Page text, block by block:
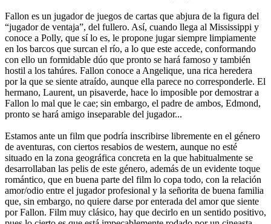
Fallon es un jugador de juegos de cartas que abjura de la figura del
“jugador de ventaja”, del fullero. Así, cuando llega al Mississippi y
conoce a Polly, que sí lo es, le propone jugar siempre limpiamente
en los barcos que surcan el río, a lo que este accede, conformando
con ello un formidable dúo que pronto se hará famoso y también
hostil a los tahúres. Fallon conoce a Angelique, una rica heredera
por la que se siente atraído, aunque ella parece no corresponderle. El
hermano, Laurent, un pisaverde, hace lo imposible por demostrar a
Fallon lo mal que le cae; sin embargo, el padre de ambos, Edmond,
pronto se hará amigo inseparable del jugador...
Estamos ante un film que podría inscribirse libremente en el género
de aventuras, con ciertos resabios de western, aunque no esté
situado en la zona geográfica concreta en la que habitualmente se
desarrollaban las pelis de este género, además de un evidente toque
romántico, que en buena parte del film lo copa todo, con la relación
amor/odio entre el jugador profesional y la señorita de buena familia
que, sin embargo, no quiere darse por enterada del amor que siente
por Fallon. Film muy clásico, hay que decirlo en un sentido positivo,